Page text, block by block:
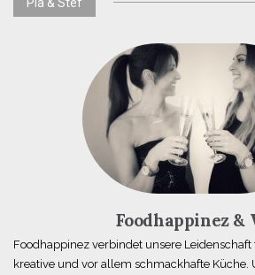
Foodhappinez &
Foodhappinez verbindet unsere Leidenschaft
kreative und vor allem schmackhafte Küche.